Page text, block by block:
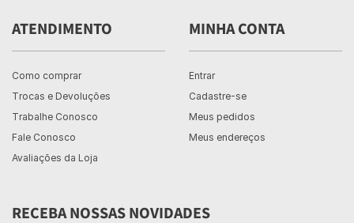
ATENDIMENTO
Como comprar
Trocas e Devoluções
Trabalhe Conosco
Fale Conosco
Avaliações da Loja
MINHA CONTA
Entrar
Cadastre-se
Meus pedidos
Meus endereços
RECEBA NOSSAS NOVIDADES